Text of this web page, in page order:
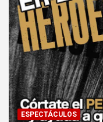
ESPECTÁCULOS